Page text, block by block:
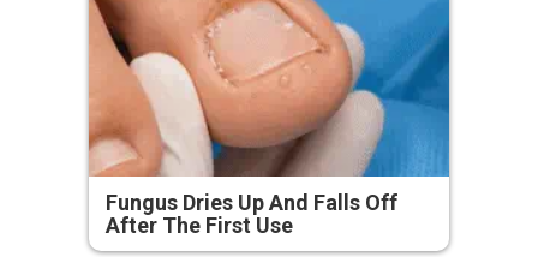
Fungus Dries Up And Falls Off
After The First Use